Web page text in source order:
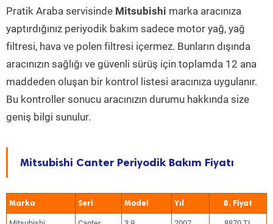
Pratik Araba servisinde Mitsubishi marka aracınıza
yaptırdığınız periyodik bakım sadece motor yağ, yağ
filtresi, hava ve polen filtresi içermez. Bunların dışında
aracınızın sağlığı ve güvenli sürüş için toplamda 12 ana
maddeden oluşan bir kontrol listesi aracınıza uygulanır.
Bu kontroller sonucu aracınızın durumu hakkında size
geniş bilgi sunulur.
Mitsubishi Canter Periyodik Bakım Fiyatı
Marka Seri Model Yıl